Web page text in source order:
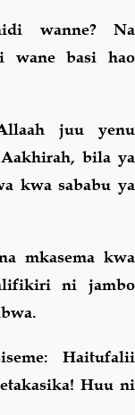
wanne? Na
wane basi hao
juu yenu
bila ya
kwa sababu ya
mkasema kwa
ni jambo
Haitufalii
Huu ni